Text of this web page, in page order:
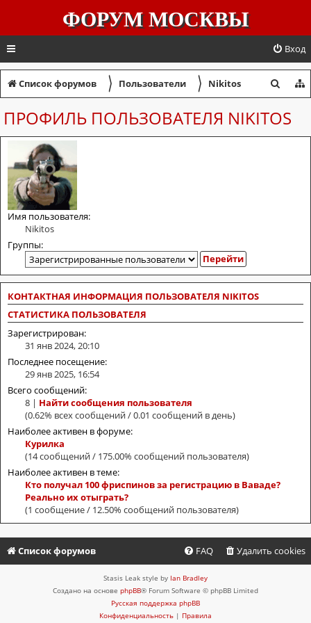
ФОРУМ МОСКВЫ
Вход
Список форумов 〉 Пользователи 〉 Nikitos
и
ПРОФИЛЬ ПОЛЬЗОВАТЕЛЯ NIKITOS
Имя пользователя:
Nikitos
Группы:
КОНТАКТНАЯ ИНФОРМАЦИЯ ПОЛЬЗОВАТЕЛЯ NIKITOS
СТАТИСТИКА ПОЛЬЗОВАТЕЛЯ
Зарегистрирован:
31 янв 2024, 20:10
Последнее посещение:
29 янв 2025, 16:54
Всего сообщений:
8 | Найти сообщения пользователя
(0.62% всех сообщений / 0.01 сообщений в день)
Наиболее активен в форуме:
Курилка
(14 сообщений / 175.00% сообщений пользователя)
Наиболее активен в теме:
Кто получал 100 фриспинов за регистрацию в Ваваде?
Реально их отыграть?
(1 сообщение / 12.50% сообщений пользователя)
Список форумов Удалить cookies
FAQ
Stasis Leak style by Ian Bradley
Создано на основе phpBB® Forum Software © phpBB Limited
Русская поддержка phpBB
Конфиденциальность | Правила